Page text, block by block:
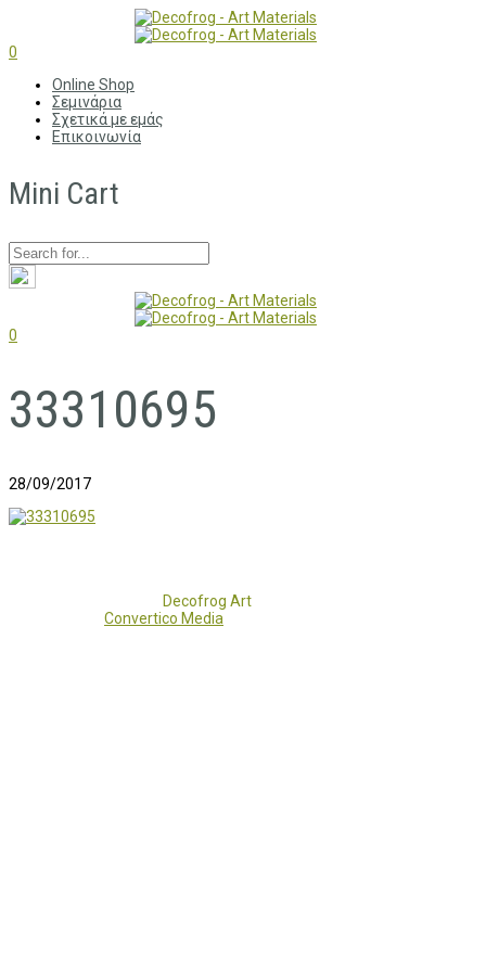
0
Online Shop
Σεμινάρια
Σχετικά με εμάς
Επικοινωνία
Mini Cart
0
33310695
28/09/2017
Decofrog Art
Convertico Media